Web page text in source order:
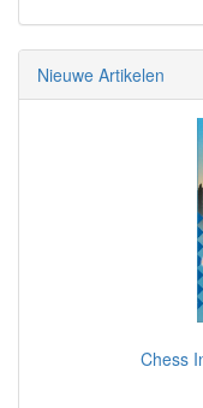
Nieuwe Artikelen
Chess